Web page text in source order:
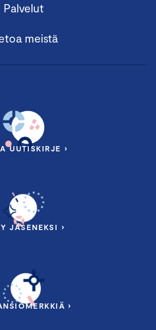
Palvelut
meistä
UUTISKIRJE ›
JÄSENEKSI ›
›